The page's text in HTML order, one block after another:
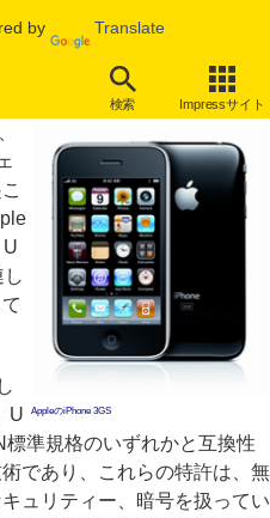
by Translate
検索 Impressサイト
特許侵害で
AppleのiPhone 3GS
U
準規格のいずれかと互換性
であり、これらの特許は、無
ュリティー、暗号を扱ってい